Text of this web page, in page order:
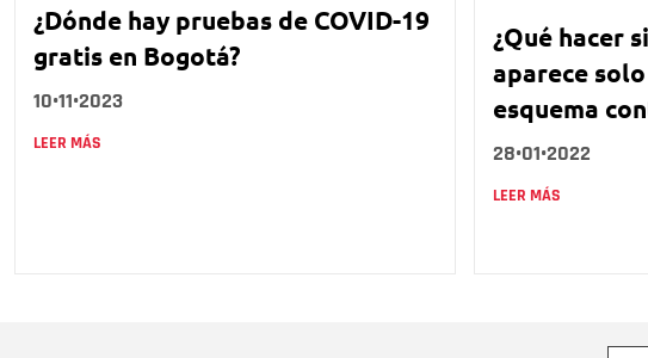
¿Dónde hay pruebas de COVID-19
gratis en Bogotá?
10•11•2023
LEER MÁS
¿Qué hacer
aparece
esquema
28•01•2022
LEER MÁS